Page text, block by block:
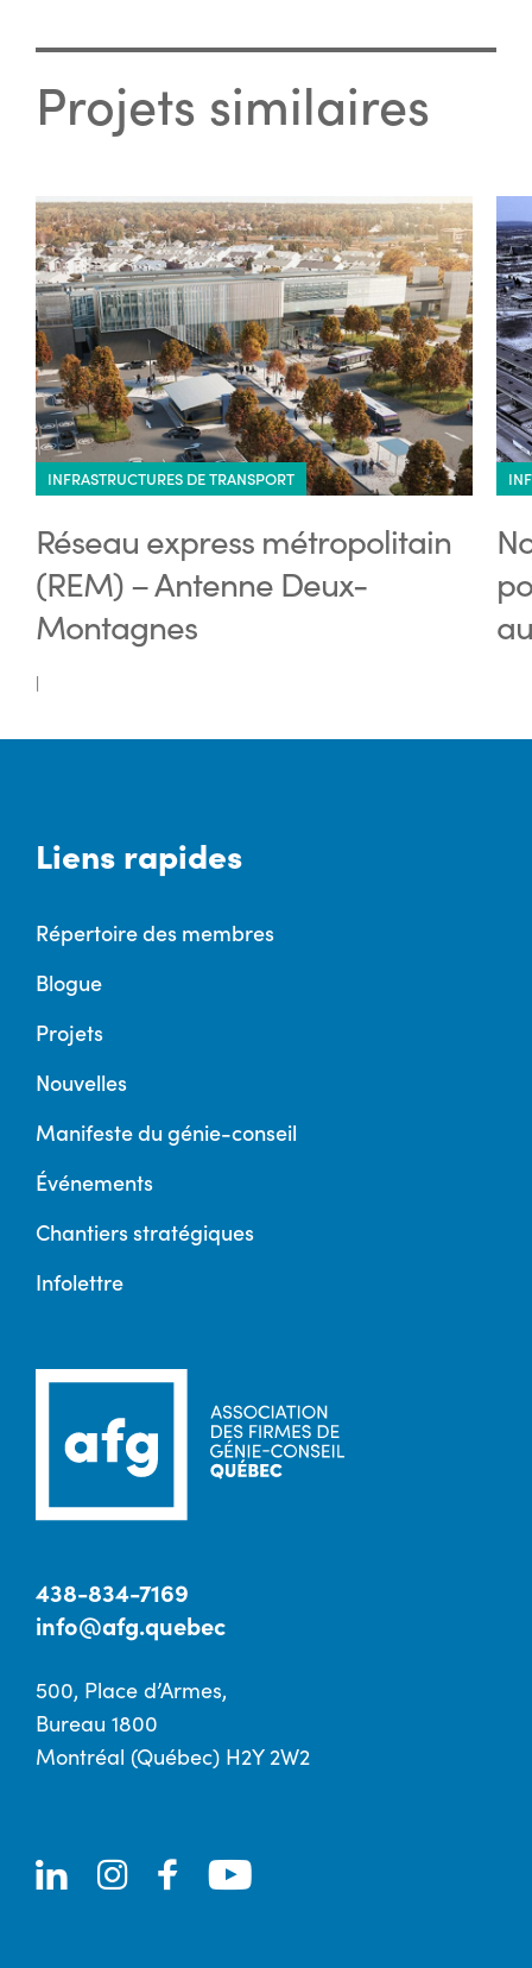
Projets similaires
INFRASTRUCTURES DE TRANSPORT
Réseau express métropolitain
(REM) – Antenne Deux-
Montagnes
|
Liens rapides
Répertoire des membres
Blogue
Projets
Nouvelles
Manifeste du génie-conseil
Événements
Chantiers stratégiques
Infolettre
438-834-7169
info@afg.quebec
500, Place d’Armes,
Bureau 1800
Montréal (Québec) H2Y 2W2